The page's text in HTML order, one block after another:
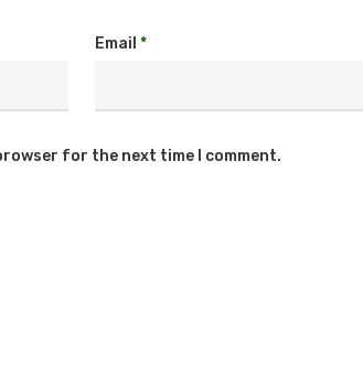
Email *
for the next time I comment.